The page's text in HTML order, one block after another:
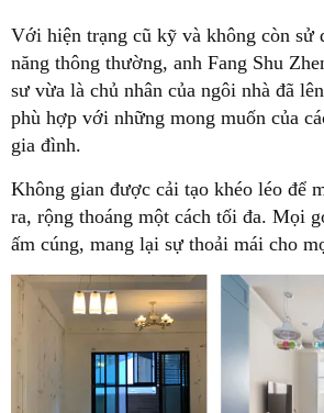
Với hiện trạng cũ kỹ và không còn sử
năng thông thường, anh Fang Shu
sư vừa là chủ nhân của ngôi nhà đã
phù hợp với những mong muốn của
gia đình.
Không gian được cải tạo khéo léo để
ra, rộng thoáng một cách tối đa. Mọi
ấm cúng, mang lại sự thoải mái cho